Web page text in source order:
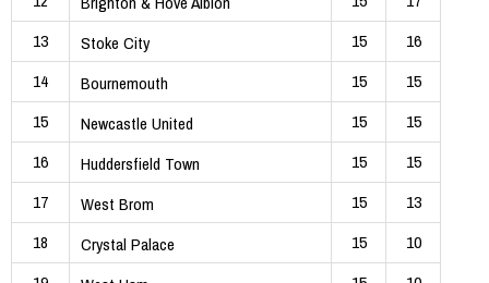
13
Stoke City 15
16
14
Bournemouth 15
15
15
Newcastle United 15
15
16
Huddersfield Town 15
15
17
West Brom 15
13
18
Crystal Palace 15
10